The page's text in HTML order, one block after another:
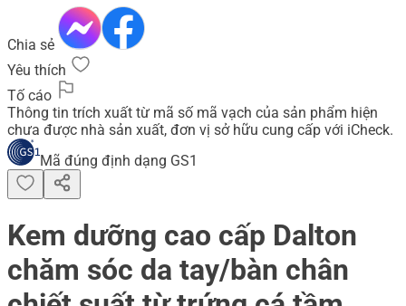
Chia sẻ
Yêu thích
Tố cáo
Thông tin trích xuất từ mã số mã vạch của sản phẩm hiện
chưa được nhà sản xuất, đơn vị sở hữu cung cấp với iCheck.
Mã đúng định dạng GS1
Kem dưỡng cao cấp Dalton
chăm sóc da tay/bàn chân